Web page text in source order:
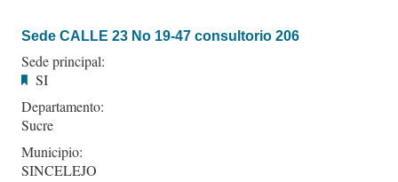
Sede CALLE 23 No 19-47 consultorio 206
Sede principal:
SI
Departamento:
Sucre
Municipio:
SINCELEJO